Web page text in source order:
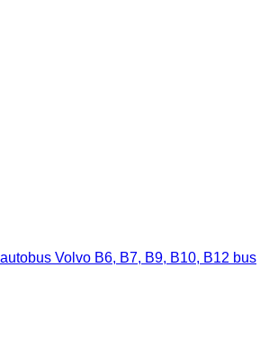
Volvo B6, B7, B9, B10, B12 bus